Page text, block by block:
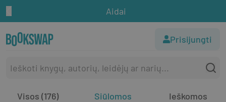
Aidai
Prisijungti
Visos (176)
Siūlomos
Ieškomos